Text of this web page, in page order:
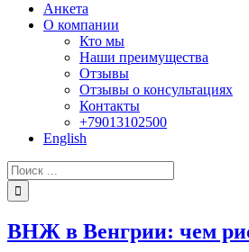
Анкета
О компании
Кто мы
Наши преимущества
Отзывы
Отзывы о консультациях
Контакты
+79013102500
English
Результат
поиска:
ВНЖ в Венгрии: чем